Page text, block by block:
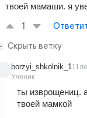
твоей мамаши. я
1
Скрыть ветку
borzyi_shkolnik_1
Ученик
ты изврощениц.
твоей мамкой